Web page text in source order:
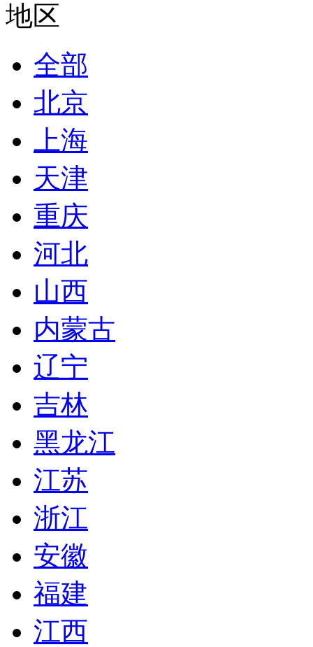
地区
全部
北京
上海
天津
重庆
河北
山西
内蒙古
辽宁
吉林
黑龙江
江苏
浙江
安徽
福建
江西